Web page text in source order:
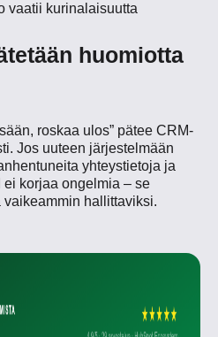
vaatii kurinalaisuutta
huomiotta
roskaa ulos” pätee CRM-
Jos uuteen järjestelmään
yhteystietoja ja
korjaa ongelmia – se
hallittaviksi.